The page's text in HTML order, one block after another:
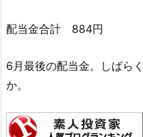
配当金合計 884円
6月最後の配当金。しばら
か。